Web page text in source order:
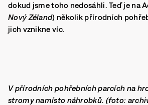
dokud jsme toho nedosáhli. Teď je na
Nový Zéland) několik přírodních
jich vznikne víc.
V přírodních pohřebních parcích na
stromy namísto náhrobků. (foto: